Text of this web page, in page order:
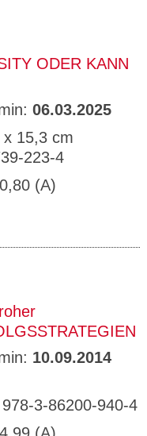
ODER KANN
06.03.2025
15,3 cm
223-4
(A)
10.09.2014
3-86200-940-4